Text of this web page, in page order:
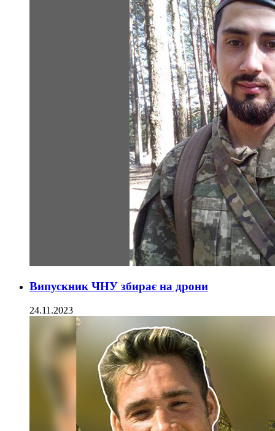
Випускник ЧНУ збирає на дрони
24.11.2023